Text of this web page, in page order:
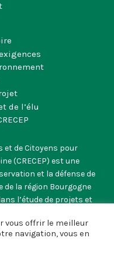
et de Citoyens pour
(CRECEP) est une
et la défense de
la région Bourgogne
l’étude de projets et
Comté –Mentions
de l’élu
vous offrir le meilleur
navigation, vous en